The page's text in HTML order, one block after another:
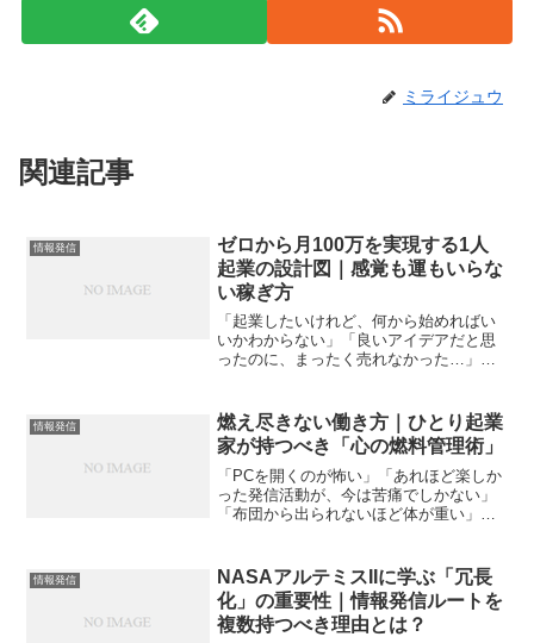
ミライジュウ
関連記事
情報発信
ゼロから月100万を実現する1人
起業の設計図｜感覚も運もいらな
い稼ぎ方
「起業したいけれど、何から始めればい
いかわからない」「良いアイデアだと思
ったのに、まったく売れなかった…」そ
す。今の時代、エステも、美容院も、ジ
ムも、講座も、ハンドメイ...
情報発信
燃え尽きない働き方｜ひとり起業
家が持つべき「心の燃料管理術」
「PCを開くのが怖い」「あれほど楽しか
った発信活動が、今は苦痛でしかない」
「布団から出られないほど体が重い」も
とりで走る私たちの最大の敵は、アンチ
でも競合でもありません...
情報発信
NASAアルテミスIIに学ぶ「冗長
化」の重要性｜情報発信ルートを
複数持つべき理由とは？